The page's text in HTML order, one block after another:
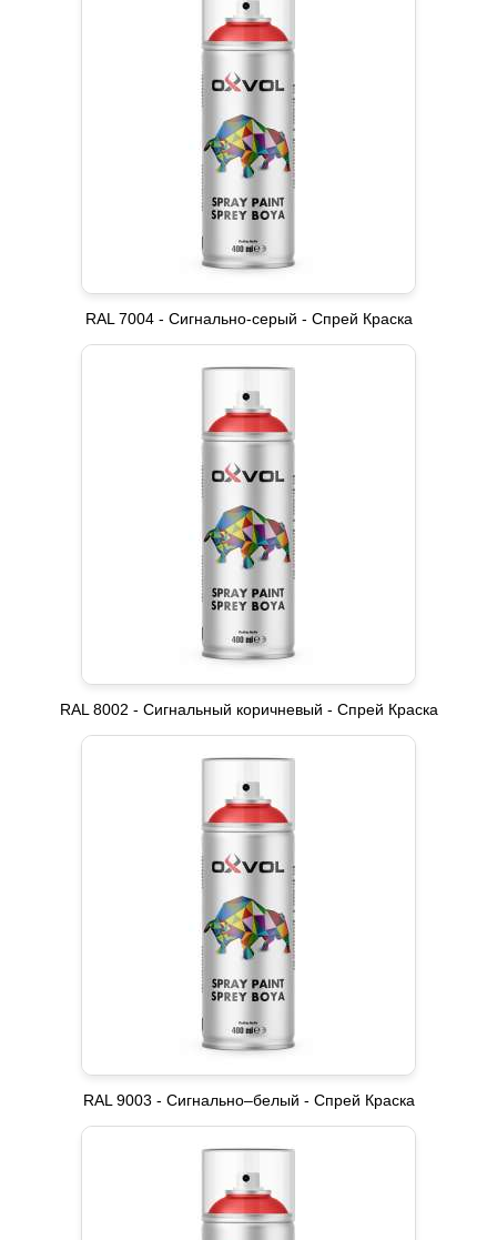
RAL 7004 - Сигнально-серый - Спрей Краска
RAL 8002 - Сигнальный коричневый - Спрей Краска
RAL 9003 - Сигнально–белый - Спрей Краска